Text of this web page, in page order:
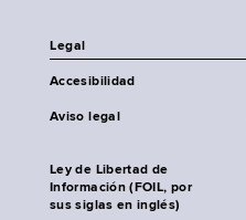
Legal
Accesibilidad
Aviso legal
Ley de Libertad de
Información (FOIL, por
sus siglas en inglés)